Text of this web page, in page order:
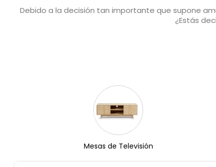
Debido a la decisión tan importante que supone
¿Estás
Mesas de Televisión